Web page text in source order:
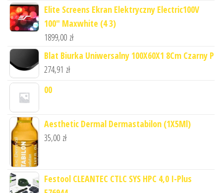
Elite Screens Ekran Elektryczny Electric100V
100" Maxwhite (4 3)
1899,00 zł
Blat Biurka Uniwersalny 100X60X1 8Cm Czarny P
274,91 zł
00
Aesthetic Dermal Dermastabilon (1X5Ml)
35,00 zł
Festool CLEANTEC CTLC SYS HPC 4,0 I-Plus